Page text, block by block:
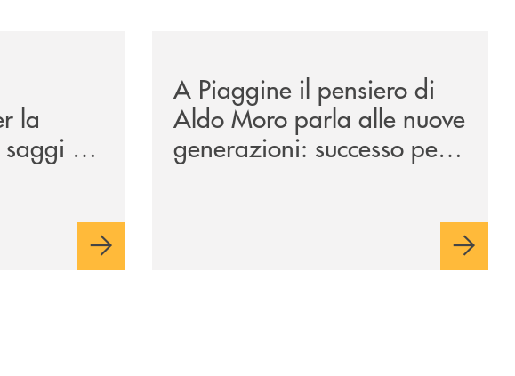
la
saggi di
A Piaggine il pensiero di
Aldo Moro parla alle nuove
generazioni: successo per
l’iniziativa della Banca